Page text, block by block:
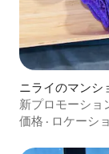
ニライのマンシ
新プロモーショ
ト/Netflix
価格 · ロケーシ